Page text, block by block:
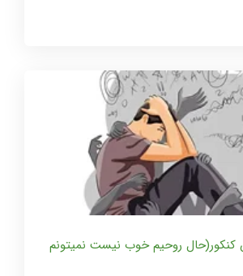
کنکور(حال روحیم خوب نیست نمیتونم